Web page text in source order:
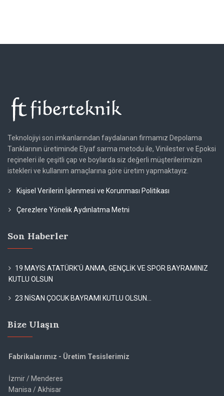
Teknolojiyi son imkanlarından faydalanan firmamız Depolama
Tanklarının üretiminde Elyaf sarma metodu ile, Vinilester ve Epoksi
reçineleri ile çeşitli çap ve boylarda siz değerli müşterilerimizin
istekleri ve kullanım amaçlarına göre üretim yapmaktayız.
Kişisel Verilerin İşlenmesi ve Korunması Politikası
Çerezlere Yönelik Aydınlatma Metni
Son Haberler
19 MAYIS ATATÜRK'Ü ANMA, GENÇLİK VE SPOR BAYRAMINIZ
KUTLU OLSUN
23 NİSAN ÇOCUK BAYRAMI KUTLU OLSUN...
Bize Ulaşın
Fabrikalarımız - Üretim Tesislerimiz
İzmir / Menderes
Manisa / Akhisar